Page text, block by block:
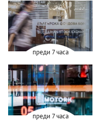
преди 7 часа
преди 7 часа